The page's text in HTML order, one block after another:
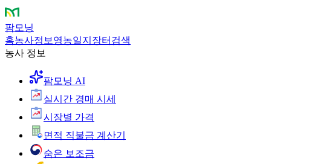
팜모닝
홈농사정보 영농일지 장터 검색
농사 정보
팜모닝 AI
실시간 경매 시세
시장별 가격
면적 직불금 계산기
숨은 보조금